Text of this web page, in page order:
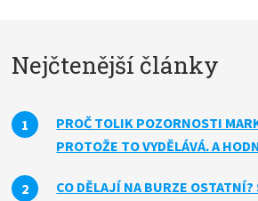
Nejčtenější články
PROČ TOLIK POZORNOSTI
PROTOŽE TO VYDĚLÁVÁ. A
CO DĚLAJÍ NA BURZE OSTATNÍ?